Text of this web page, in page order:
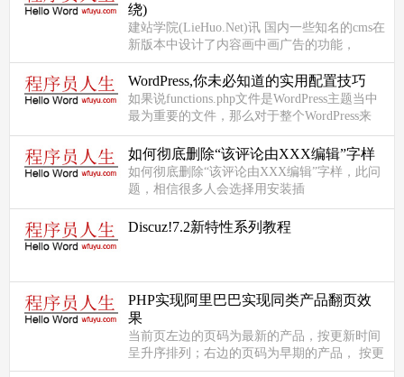
绕)
建站学院(LieHuo.Net)讯 国内一些知名的cms在
新版本中设计了内容画中画广告的功能，
Dedecms并没有设计画中画的功能，但是在论
坛看了很多人都需要三面文字...
WordPress,你未必知道的实用配置技巧
如果说functions.php文件是WordPress主题当中
最为重要的文件，那么对于整个WordPress来
说，最为重要的会是什么呢？它应该是 wp-
config.php文件。使用它可以...
如何彻底删除“该评论由XXX编辑”字样
如何彻底删除“该评论由XXX编辑”字样，此问
题，相信很多人会选择用安装插
件“SilentModify”的方式来解决，但经我测试后
发现，该插件其实也只是屏蔽了这...
Discuz!7.2新特性系列教程
PHP实现阿里巴巴实现同类产品翻页效
果
当前页左边的页码为最新的产品，按更新时间
呈升序排列；右边的页码为早期的产品， 按更
新时间呈降序排列。如果左边的记录条数小于